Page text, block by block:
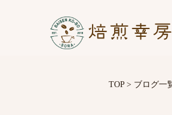
TOP> ブログ一